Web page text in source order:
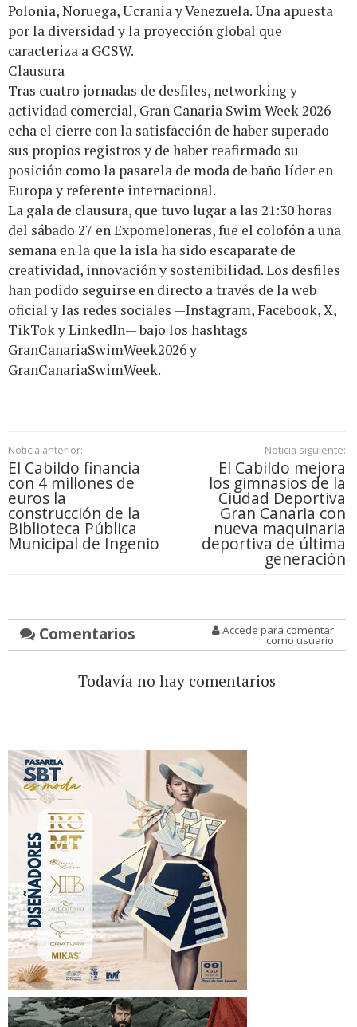
Polonia, Noruega, Ucrania y Venezuela. Una apuesta
por la diversidad y la proyección global que
caracteriza a GCSW.
Clausura
Tras cuatro jornadas de desfiles, networking y
actividad comercial, Gran Canaria Swim Week 2026
echa el cierre con la satisfacción de haber superado
sus propios registros y de haber reafirmado su
posición como la pasarela de moda de baño líder en
Europa y referente internacional.
La gala de clausura, que tuvo lugar a las 21:30 horas
del sábado 27 en Expomeloneras, fue el colofón a una
semana en la que la isla ha sido escaparate de
creatividad, innovación y sostenibilidad. Los desfiles
han podido seguirse en directo a través de la web
oficial y las redes sociales —Instagram, Facebook, X,
TikTok y LinkedIn— bajo los hashtags
GranCanariaSwimWeek2026 y
GranCanariaSwimWeek.
Noticia anterior:
El Cabildo financia
con 4 millones de
euros la
construcción de la
Biblioteca Pública
Municipal de Ingenio
Noticia siguiente:
El Cabildo mejora
los gimnasios de la
Ciudad Deportiva
Gran Canaria con
nueva maquinaria
deportiva de última
generación
Comentarios Accede para comentar
como usuario
Todavía no hay comentarios